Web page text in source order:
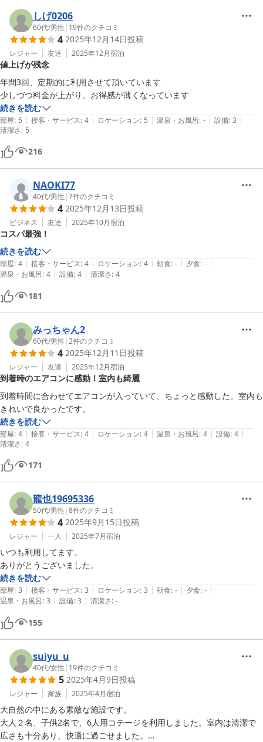
BBQの場所もきれいに整備されていました。当日は雨がふりました
が、屋根があったので、平気でした。
山と川、湖があったので、子供はおおはしゃぎでした。
楽しく利用させてもらいましたので、また来たいです。
しげ0206
60代/男性 | 19件のクチコミ
4 2025年12月14日投稿
レジャー 友達 2025年12月宿泊
値上げが残念
年間3回、定期的に利用させて頂いています
少しづつ料金が上がり、お得感が薄くなっています
続きを読む
部屋: 5 | 接客・サービス: 4 | ロケーション: 5 | 温泉・お風呂: - | 設備: 3 |
清潔さ: 5
216
NAOKI77
40代/男性 |7件のクチコミ
4 2025年12月13日投稿
ビジネス 友達 2025年10月宿泊
コスパ最強！
続きを読む
部屋: 4 | 接客・サービス: 4 | ロケーション: 4 | 朝食: - | 夕食: - |
温泉・お風呂: 4 | 設備: 4 | 清潔さ: 4
181
みっちゃん2
60代/男性 |2件のクチコミ
4 2025年12月11日投稿
レジャー 友達 2025年12月宿泊
到着時のエアコンに感動！室内も綺麗
到着時間に合わせてエアコンが入っていて、ちょっと感動した。室内も
きれいで良かったです。
続きを読む
部屋: 4 | 接客・サービス: 4 | ロケーション: 4 | 温泉・お風呂: 4 | 設備: 4 |
清潔さ: 4
171
龍也19695336
50代/男性 |8件のクチコミ
4 2025年9月15日投稿
レジャー 一人 2025年7月宿泊
いつも利用してます。
ありがとうございました。
続きを読む
部屋: 3 | 接客・サービス: 3 | ロケーション: 3 | 朝食: - | 夕食: - |
温泉・お風呂: 3 | 設備: 3 | 清潔さ: -
155
suiyu_u
40代/女性 | 19件のクチコミ
5 2025年4月9日投稿
レジャー 家族 2025年4月宿泊
大自然の中にある素敵な施設です。
大人２名、子供2名で、6人用コテージを利用しました。室内は清潔で
広さも十分あり、快適に過ごせました。